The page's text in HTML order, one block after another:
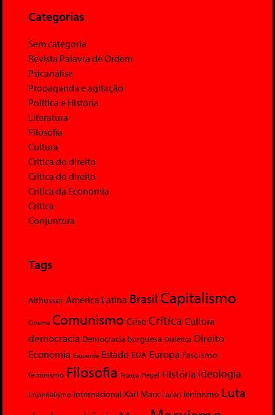
Categorias
Sem categoria
Revista Palavra de Ordem
Psicanálise
Propaganda e agitação
Política e História
Literatura
Filosofia
Cultura
Crítica do direito
Crítica do direito
Crítica da Economia
Crítica
Conjuntura
Tags
Althusser América Latina Brasil Capitalismo
Cinema Comunismo Crise Crítica Cultura
democracia Democracia burguesa Dialética Direito
Economia Esquerda Estado EUA Europa Fascismo
feminismo Filosofia França Hegel História Ideologia
Imperialismo Internacional Karl Marx Lacan leninismo Luta